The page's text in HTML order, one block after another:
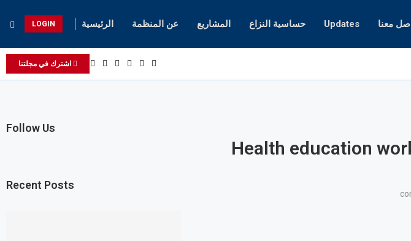
الرئيسية عن المنظمة المشاريع حساسية النزاع Updates معنا LOGIN
اشترك في مجلتنا
Health education
Follow Us
Recent Posts